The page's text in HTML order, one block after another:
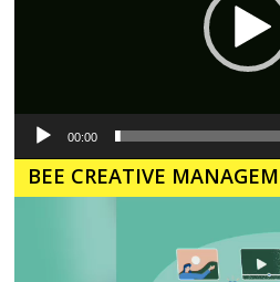
00:00
BEE CREATIVE